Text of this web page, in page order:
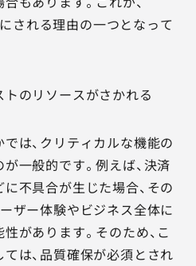
される理由の一つとなって
のリソースがさかれる
は、クリティカルな機能の
一般的です。例えば、決済
不具合が生じた場合、その
ザー体験やビジネス全体に
があります。そのため、こ
は、品質確保が必須とされ